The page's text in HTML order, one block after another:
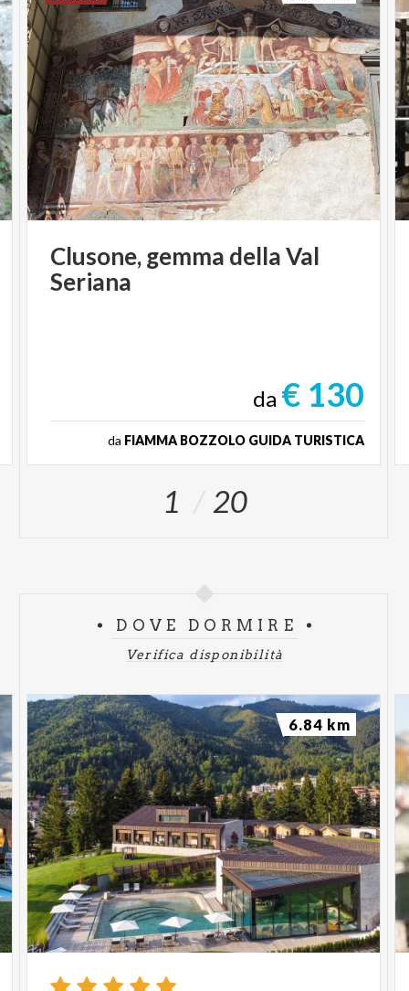
Clusone,gemma dellaVal
Seriana
da € 130
da FIAMMA BOZZOLO GUIDA TURISTICA
1 20
DOVE DORMIRE
Verifica disponibilità
6.84 km